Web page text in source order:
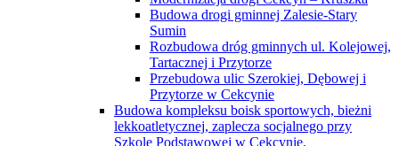
Budowa drogi gminnej Zalesie-Stary
Sumin
Rozbudowa dróg gminnych ul. Kolejowej,
Tartacznej i Przytorze
Przebudowa ulic Szerokiej, Dębowej i
Przytorze w Cekcynie
Budowa kompleksu boisk sportowych, bieżni
lekkoatletycznej, zaplecza socjalnego przy
Szkole Podstawowej w Cekcynie.